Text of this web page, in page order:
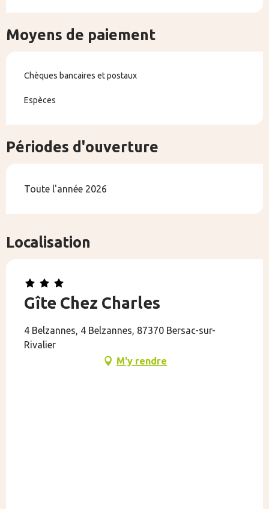
Moyens de paiement
Chèques bancaires et postaux
Espèces
Périodes d'ouverture
Toute l'année 2026
Localisation
Gîte Chez Charles
4 Belzannes, 4 Belzannes, 87370 Bersac-sur-
Rivalier
M'y rendre